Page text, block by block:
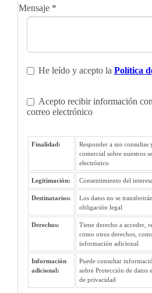
Mensaje *
He leído y acepto la Política
Acepto recibir información
correo electrónico
Finalidad:
Responder a sus
comercial sobre nuestros
electrónico
Legitimación: Consentimiento del
Destinatarios:
Los datos no se
obligación legal
Derechos:
Tiene derecho a acceder,
como otros derechos,
información adicional
Información
adicional:
Puede consultar
sobre Protección de datos
de privacidad